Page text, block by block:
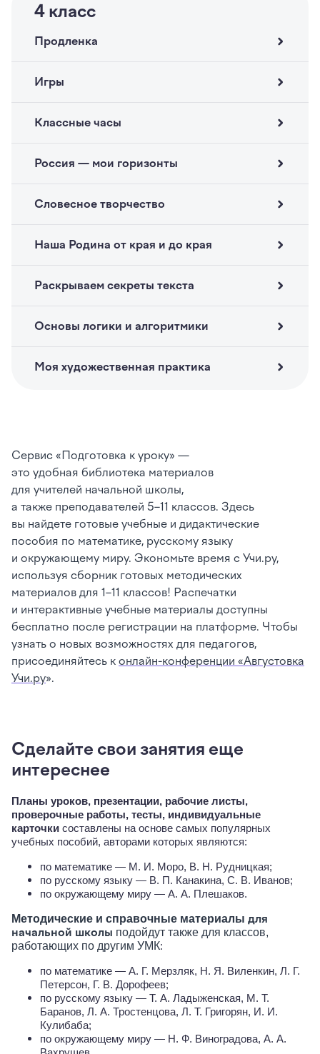
Сервис «Подготовка к уроку» —
это удобная библиотека материалов
для учителей начальной школы,
а также преподавателей 5–11 классов. Здесь
вы найдете готовые учебные и дидактические
пособия по математике, русскому языку
и окружающему миру. Экономьте время с Учи.ру,
используя сборник готовых методических
материалов для 1–11 классов! Распечатки
и интерактивные учебные материалы доступны
бесплатно после регистрации на платформе. Чтобы
узнать о новых возможностях для педагогов,
присоединяйтесь к онлайн-конференции «Августовка
Учи.ру».
4 класс
Продленка
Игры
Классные часы
Россия — мои горизонты
Словесное творчество
Наша Родина от края и до края
Раскрываем секреты текста
Основы логики и алгоритмики
Моя художественная практика
Сделайте свои занятия еще
интереснее
Планы уроков, презентации, рабочие листы,
проверочные работы, тесты, индивидуальные
карточки составлены на основе самых популярных
учебных пособий, авторами которых являются:
по математике — М. И. Моро, В. Н. Рудницкая;
по русскому языку — В. П. Канакина, С. В. Иванов;
по окружающему миру — А. А. Плешаков.
Методические и справочные материалы для
начальной школы подойдут также для классов,
работающих по другим УМК:
по математике — А. Г. Мерзляк, Н. Я. Виленкин, Л. Г.
Петерсон, Г. В. Дорофеев;
по русскому языку — Т. А. Ладыженская, М. Т.
Баранов, Л. А. Тростенцова, Л. Т. Григорян, И. И.
Кулибаба;
по окружающему миру — Н. Ф. Виноградова, А. А.